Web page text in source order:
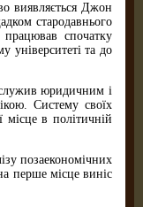
виявляється Джон
стародавнього
спочатку
університеті та до
служив юридичним і
Систему своїх
місце в політичній
позаекономічних
перше місце виніс